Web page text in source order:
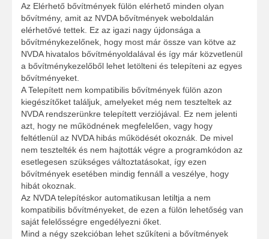
Az Elérhető bővítmények fülön elérhető minden olyan
bővítmény, amit az NVDA bővítmények weboldalán
elérhetővé tettek. Ez az igazi nagy újdonsága a
bővítménykezelőnek, hogy most már össze van kötve az
NVDA hivatalos bővítményoldalával és így már közvetlenül
a bővítménykezelőből lehet letölteni és telepíteni az egyes
bővítményeket.
A Telepített nem kompatibilis bővítmények fülön azon
kiegészítőket találjuk, amelyeket még nem teszteltek az
NVDA rendszerünkre telepített verziójával. Ez nem jelenti
azt, hogy ne működnének megfelelően, vagy hogy
feltétlenül az NVDA hibás működését okoznák. De mivel
nem tesztelték és nem hajtották végre a programkódon az
esetlegesen szükséges változtatásokat, így ezen
bővítmények esetében mindig fennáll a veszélye, hogy
hibát okoznak.
Az NVDA telepítéskor automatikusan letiltja a nem
kompatibilis bővítményeket, de ezen a fülön lehetőség van
saját felelősségre engedélyezni őket.
Mind a négy szekcióban lehet szűkíteni a bővítmények